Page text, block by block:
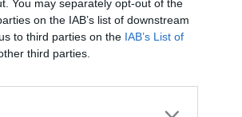
You may separately opt-out of the
on the IAB’s list of downstream
to third parties on the IAB’s List of
third parties.